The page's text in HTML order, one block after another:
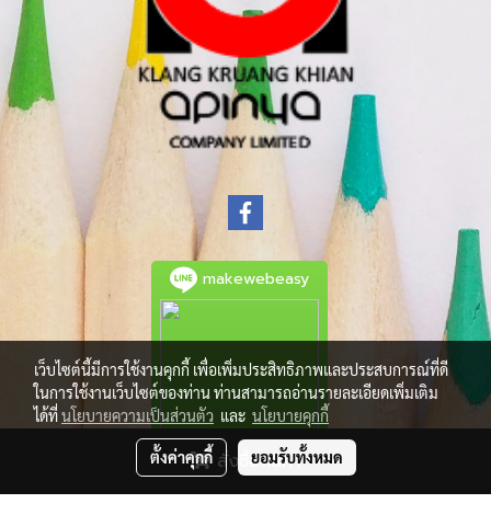
สั่งซื้อสินค้า
makewebeasy
เว็บไซต์นี้มีการใช้งานคุกกี้ เพื่อเพิ่มประสิทธิภาพและประสบการณ์ที่ดี
ในการใช้งานเว็บไซต์ของท่าน ท่านสามารถอ่านรายละเอียดเพิ่มเติม
ได้ที่นโยบายความเป็นส่วนตัว และ นโยบายคุกกี้
ตั้งค่าคุกกี้ ยอมรับทั้งหมด